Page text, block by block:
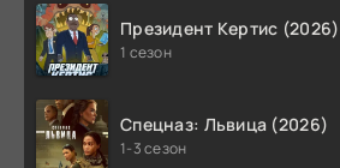
Президент Кертис (2026)
1 сезон
Спецназ: Львица (2026)
1-3 сезон